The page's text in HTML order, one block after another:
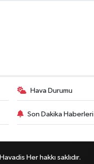
Hava Durumu
Son Dakika Haberleri
Her hakkı saklıdır.